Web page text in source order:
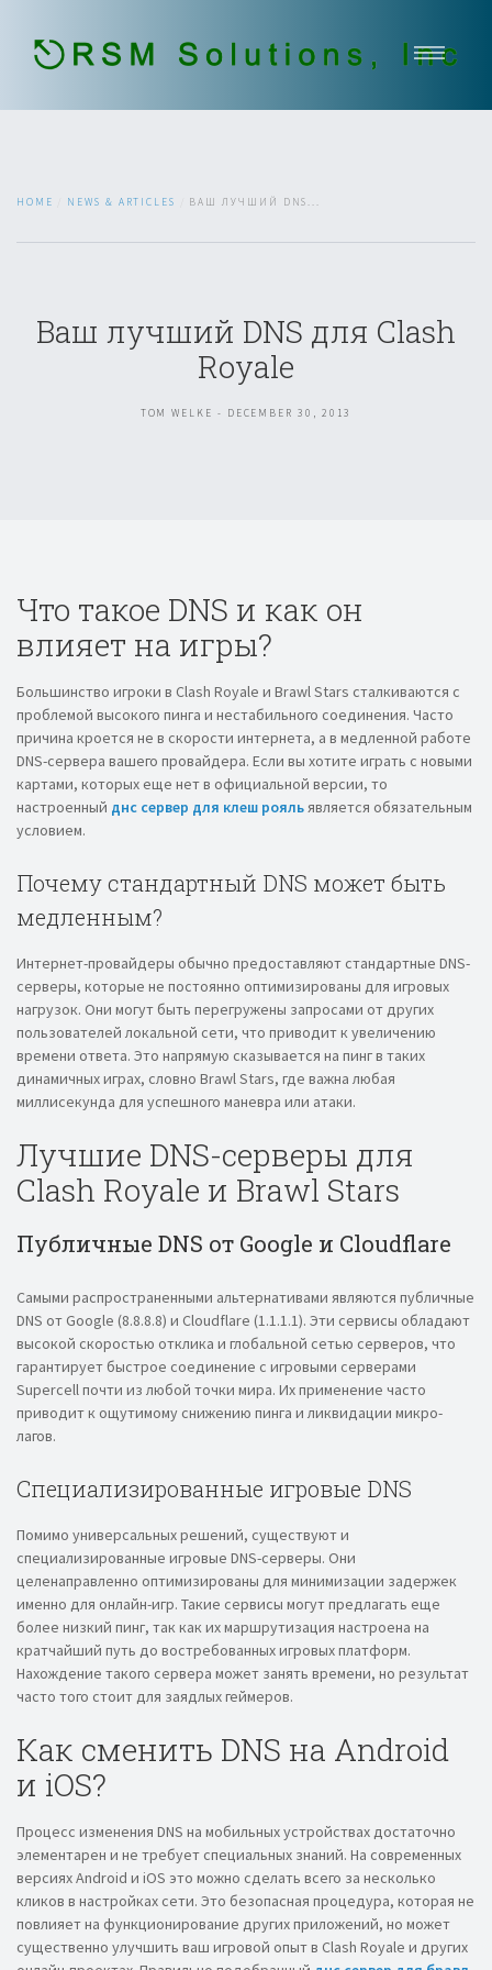
Contact
651-336-2937
HOME NEWS & ARTICLES ВАШ ЛУЧШИЙ DNS...
Ваш лучший DNS для Clash
Royale
TOM WELKE - DECEMBER 30, 2013
Что такое DNS и как он
влияет на игры?
Большинство игроки в Clash Royale и Brawl Stars сталкиваются с
проблемой высокого пинга и нестабильного соединения. Часто
причина кроется не в скорости интернета, а в медленной работе
DNS-сервера вашего провайдера. Если вы хотите играть с новыми
картами, которых еще нет в официальной версии, то
настроенный днс сервер для клеш рояльявляется обязательным
условием.
Почему стандартный DNS может быть
медленным?
Интернет-провайдеры обычно предоставляют стандартные DNS-
серверы, которые не постоянно оптимизированы для игровых
нагрузок. Они могут быть перегружены запросами от других
пользователей локальной сети, что приводит к увеличению
времени ответа. Это напрямую сказывается на пинг в таких
динамичных играх, словно Brawl Stars, где важна любая
миллисекунда для успешного маневра или атаки.
Лучшие DNS-серверы для
Clash Royale и Brawl Stars
Публичные DNS от Google и Cloudflare
Самыми распространенными альтернативами являются публичные
DNS от Google (8.8.8.8) и Cloudflare (1.1.1.1). Эти сервисы обладают
высокой скоростью отклика и глобальной сетью серверов, что
гарантирует быстрое соединение с игровыми серверами
Supercell почти из любой точки мира. Их применение часто
приводит к ощутимому снижению пинга и ликвидации микро-
лагов.
Специализированные игровые DNS
Помимо универсальных решений, существуют и
специализированные игровые DNS-серверы. Они
целенаправленно оптимизированы для минимизации задержек
именно для онлайн-игр. Такие сервисы могут предлагать еще
более низкий пинг, так как их маршрутизация настроена на
кратчайший путь до востребованных игровых платформ.
Нахождение такого сервера может занять времени, но результат
часто того стоит для заядлых геймеров.
Как сменить DNS на Android
и iOS?
Процесс изменения DNS на мобильных устройствах достаточно
элементарен и не требует специальных знаний. На современных
версиях Android и iOS это можно сделать всего за несколько
кликов в настройках сети. Это безопасная процедура, которая не
повлияет на функционирование других приложений, но может
существенно улучшить ваш игровой опыт в Clash Royale и других